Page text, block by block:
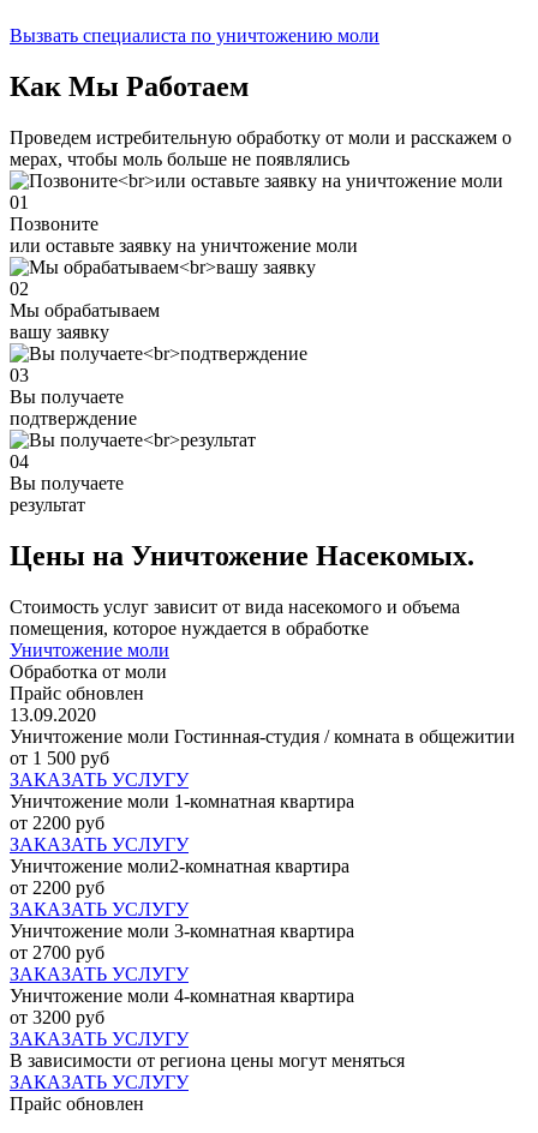
Вызвать специалиста по уничтожению моли
Как Мы Работаем
Проведем истребительную обработку от моли и расскажем о
мерах, чтобы моль больше не появлялись
01
Позвоните
или оставьте заявку на уничтожение моли
02
Мы обрабатываем
вашу заявку
03
Вы получаете
подтверждение
04
Вы получаете
результат
Цены на Уничтожение Насекомых.
Стоимость услуг зависит от вида насекомого и объема
помещения, которое нуждается в обработке
Уничтожение моли
Обработка от моли
Прайс обновлен
13.09.2020
Уничтожение моли Гостинная-студия / комната в общежитии
от 1 500 руб
ЗАКАЗАТЬ УСЛУГУ
Уничтожение моли 1-комнатная квартира
от 2200 руб
ЗАКАЗАТЬ УСЛУГУ
Уничтожение моли2-комнатная квартира
от 2200 руб
ЗАКАЗАТЬ УСЛУГУ
Уничтожение моли 3-комнатная квартира
от 2700 руб
ЗАКАЗАТЬ УСЛУГУ
Уничтожение моли 4-комнатная квартира
от 3200 руб
ЗАКАЗАТЬ УСЛУГУ
В зависимости от региона цены могут меняться
ЗАКАЗАТЬ УСЛУГУ
Прайс обновлен